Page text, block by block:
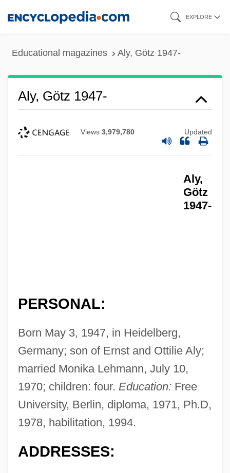
EXPLORE
Educational magazines Aly, Götz 1947-
Aly, Götz 1947-
Views 3,979,780 Updated
Aly,
Götz
1947-
PERSONAL:
Born May 3, 1947, in Heidelberg,
Germany; son of Ernst and Ottilie Aly;
married Monika Lehmann, July 10,
1970; children: four. Education: Free
University, Berlin, diploma, 1971, Ph.D,
1978, habilitation, 1994.
ADDRESSES: